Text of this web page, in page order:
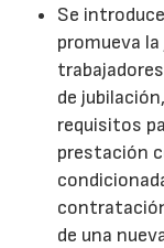
Se
promueva
de
requisitos
prestación
de una